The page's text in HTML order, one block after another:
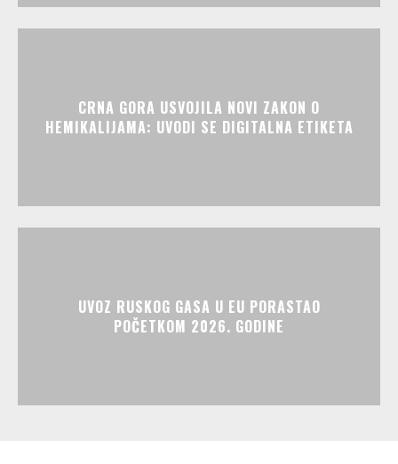
CRNA GORA USVOJILA NOVI ZAKON O
HEMIKALIJAMA: UVODI SE DIGITALNA ETIKETA
UVOZ RUSKOG GASA U EU PORASTAO
POČETKOM 2026. GODINE